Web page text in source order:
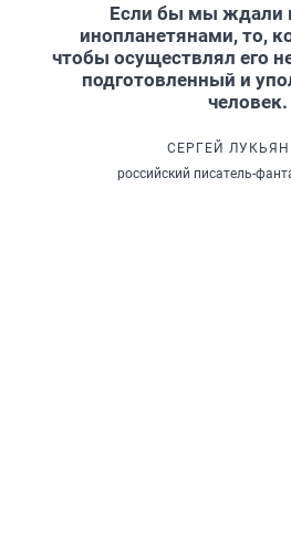
Если бы мы ждали
инопланетянами, то,
чтобы осуществлял его
подготовленный и
человек.
СЕРГЕЙ
российский писатель-